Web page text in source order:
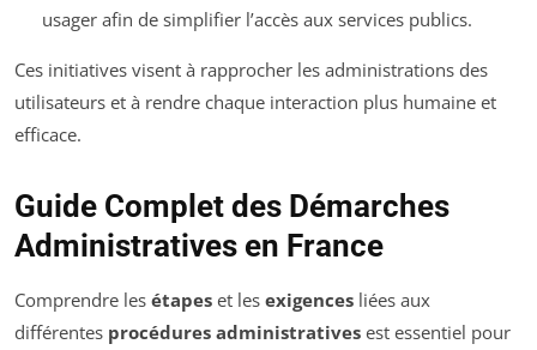
usager afin de simplifier l’accès aux services publics.
Ces initiatives visent à rapprocher les administrations des
utilisateurs et à rendre chaque interaction plus humaine et
efficace.
Guide Complet des Démarches
Administratives en France
Comprendre les étapes et les exigences liées aux
différentes procédures administratives est essentiel pour